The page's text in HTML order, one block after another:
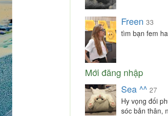
Freen 33
tìm bạn fem
Mới đăng nhập
Sea ^^ 27
Hy vọng đối
sóc bản thân,